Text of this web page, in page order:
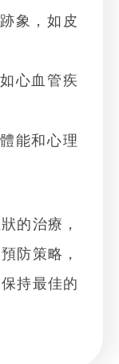
象，如皮
心血管疾
能和心理
的治療，
防策略，
持最佳的